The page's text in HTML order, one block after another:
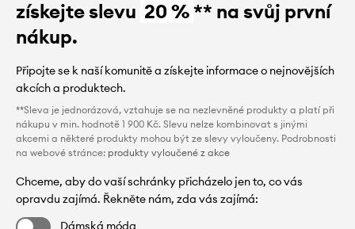
získejte slevu 20 %** na svůj první
nákup.
Připojte se k naší komunitě a získejte informace o nejnovějších
akcích a produktech.
**Sleva je jednorázová, vztahuje se na nezlevněné produkty a platí při
nákupu v min. hodnotě 1 900 Kč. Slevu nelze kombinovat s jinými
akcemi a některé produkty mohou být ze slevy vyloučeny. Podrobnosti
na webové stránce: produkty vyloučené z akce
Chceme, aby do vaší schránky přicházelo jen to, co vás
opravdu zajímá. Řekněte nám, zda vás zajímá:
Dámská móda